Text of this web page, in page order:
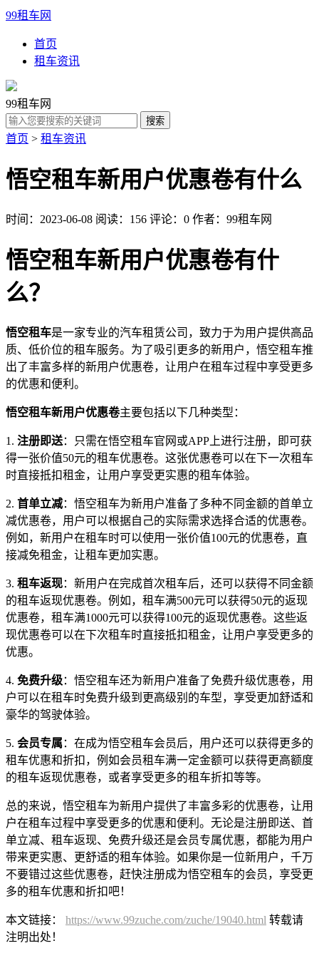
99租车网
首页
租车资讯
99租车网
首页 > 租车资讯
悟空租车新用户优惠卷有什么
时间：2023-06-08 阅读：156 评论：0 作者：99租车网
悟空租车新用户优惠卷有什
么？
悟空租车是一家专业的汽车租赁公司，致力于为用户提供高品
质、低价位的租车服务。为了吸引更多的新用户，悟空租车推
出了丰富多样的新用户优惠卷，让用户在租车过程中享受更多
的优惠和便利。
悟空租车新用户优惠卷主要包括以下几种类型：
1. 注册即送：只需在悟空租车官网或APP上进行注册，即可获
得一张价值50元的租车优惠卷。这张优惠卷可以在下一次租车
时直接抵扣租金，让用户享受更实惠的租车体验。
2. 首单立减：悟空租车为新用户准备了多种不同金额的首单立
减优惠卷，用户可以根据自己的实际需求选择合适的优惠卷。
例如，新用户在租车时可以使用一张价值100元的优惠卷，直
接减免租金，让租车更加实惠。
3. 租车返现：新用户在完成首次租车后，还可以获得不同金额
的租车返现优惠卷。例如，租车满500元可以获得50元的返现
优惠卷，租车满1000元可以获得100元的返现优惠卷。这些返
现优惠卷可以在下次租车时直接抵扣租金，让用户享受更多的
优惠。
4. 免费升级：悟空租车还为新用户准备了免费升级优惠卷，用
户可以在租车时免费升级到更高级别的车型，享受更加舒适和
豪华的驾驶体验。
5. 会员专属 ：在成为悟空租车会员后，用户还可以获得更多的
租车优惠和折扣，例如会员租车满一定金额可以获得更高额度
的租车返现优惠卷，或者享受更多的租车折扣等等。
总的来说，悟空租车为新用户提供了丰富多彩的优惠卷，让用
户在租车过程中享受更多的优惠和便利。无论是注册即送、首
单立减、租车返现、免费升级还是会员专属优惠，都能为用户
带来更实惠、更舒适的租车体验。如果你是一位新用户，千万
不要错过这些优惠卷，赶快注册成为悟空租车的会员，享受更
多的租车优惠和折扣吧！
本文链接： https://www.99zuche.com/zuche/19040.html 转载请
注明出处！